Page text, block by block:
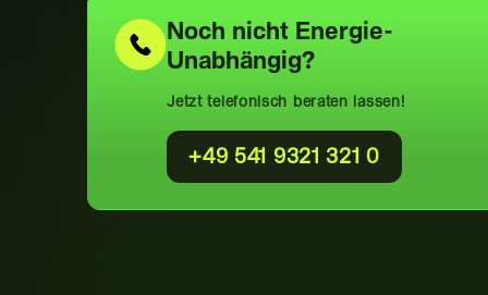
Noch nicht Energie-
Unabhängig?
Jetzt telefonisch beraten lassen!
+49 541 9321 321 0